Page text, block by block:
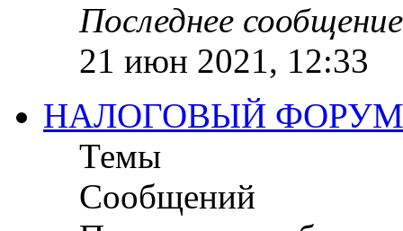
Последнее сообщение
21 июн 2021, 12:33
НАЛОГОВЫЙ ФОРУМ
Темы
Сообщений